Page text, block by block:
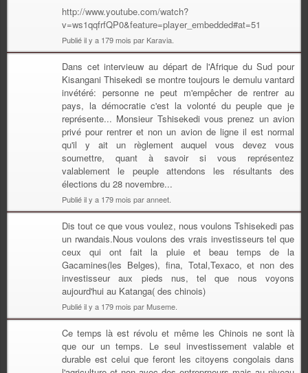
http://www.youtube.com/watch?
v=ws1qqfrfQP0&feature=player_embedded#at=51
Publié il y a 179 mois par Karavia.
Dans cet intervieuw au départ de l'Afrique du Sud pour
Kisangani Thisekedi se montre toujours le demulu vantard
invétéré: personne ne peut m'empêcher de rentrer au
pays, la démocratie c'est la volonté du peuple que je
représente... Monsieur Tshisekedi vous prenez un avion
privé pour rentrer et non un avion de ligne il est normal
qu'il y ait un règlement auquel vous devez vous
soumettre, quant à savoir si vous représentez
valablement le peuple attendons les résultants des
élections du 28 novembre...
Publié il y a 179 mois par anneet.
Dis tout ce que vous voulez, nous voulons Tshisekedi pas
un rwandais.Nous voulons des vrais investisseurs tel que
ceux qui ont fait la pluie et beau temps de la
Gacamines(les Belges), fina, Total,Texaco, et non des
investisseur aux pieds nus, tel que nous voyons
aujourd'hui au Katanga( des chinois)
Publié il y a 179 mois par Museme.
Ce temps là est révolu et même les Chinois ne sont là
que our un temps. Le seul investissement valable et
durable est celui que feront les citoyens congolais dans